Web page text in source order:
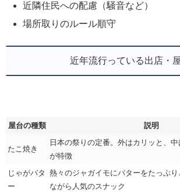
近隣住民への配慮（騒音など）
場所取りのルール順守
近年流行っている出店・
屋台の種類 説明
たこ焼き
日本の祭りの定番。外はカリッと、
が特徴
じゃがバタ
ー
熱々のジャガイモにバターをたっぷ
ながら人気のスナック